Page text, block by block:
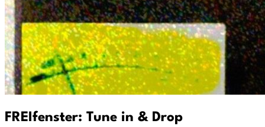
FREIfenster: Tune in & Drop